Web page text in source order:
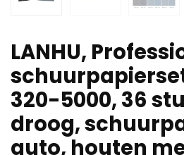
LANHU,
320-5000, 36
droog,
auto, houten